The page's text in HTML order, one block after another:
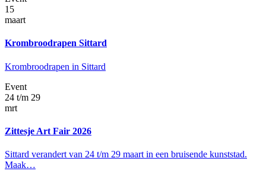
15
maart
Krombroodrapen Sittard
Krombroodrapen in Sittard
Event
24 t/m 29
mrt
Zittesje Art Fair 2026
Sittard verandert van 24 t/m 29 maart in een bruisende kunststad.
Maak…